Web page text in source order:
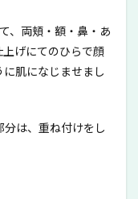
、両頬・額・鼻・あ
げにてのひらで顔
肌になじませまし
は、重ね付けをし